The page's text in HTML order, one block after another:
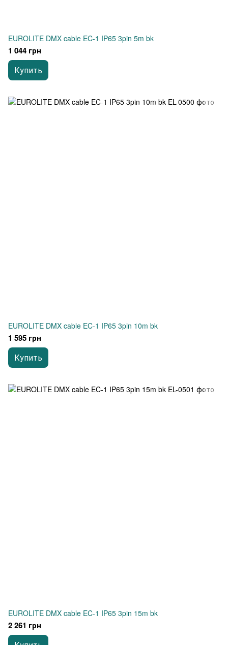
EUROLITE DMX cable EC-1 IP65 3pin 5m bk
1 044 грн
Купить
EUROLITE DMX cable EC-1 IP65 3pin 10m bk
1 595 грн
Купить
EUROLITE DMX cable EC-1 IP65 3pin 15m bk
2 261 грн